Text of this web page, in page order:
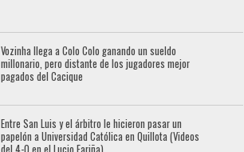
Vozinha llega a Colo Colo ganando un sueldo
millonario, pero distante de los jugadores mejor
pagados del Cacique
Entre San Luis y el árbitro le hicieron pasar un
papelón a Universidad Católica en Quillota (Videos